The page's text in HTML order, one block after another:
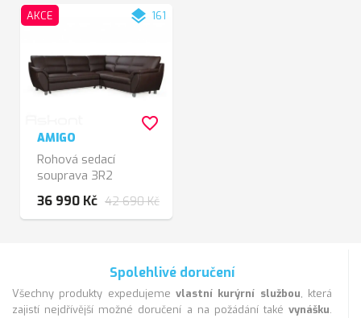
AKCE layers 161
AMIGO
Rohová sedací
souprava 3R2
36 990 Kč 42 690 Kč
favorite_border
Spolehlivé doručení
Všechny produkty expedujeme vlastní kurýrní službou, která
zajistí nejdřívější možné doručení a na požádání také vynášku.